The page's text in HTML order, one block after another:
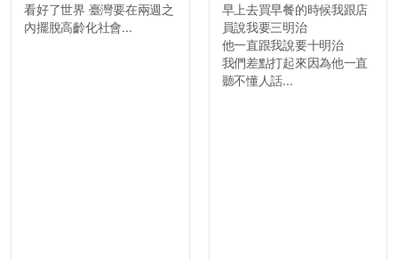
看好了世界 臺灣要在兩週之
內擺脫高齡化社會...
早上去買早餐的時候我跟店
員說我要三明治
他一直跟我說要十明治
我們差點打起來因為他一直
聽不懂人話...